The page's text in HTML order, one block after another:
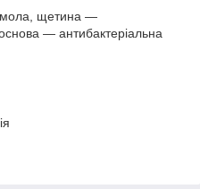
щетина —
— антибактеріальна